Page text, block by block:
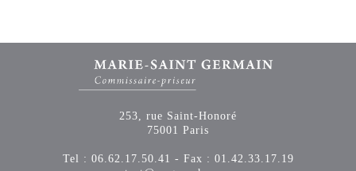
253, rue Saint-Honoré
75001 Paris
Tel : 06.62.17.50.41 - Fax : 01.42.33.17.19